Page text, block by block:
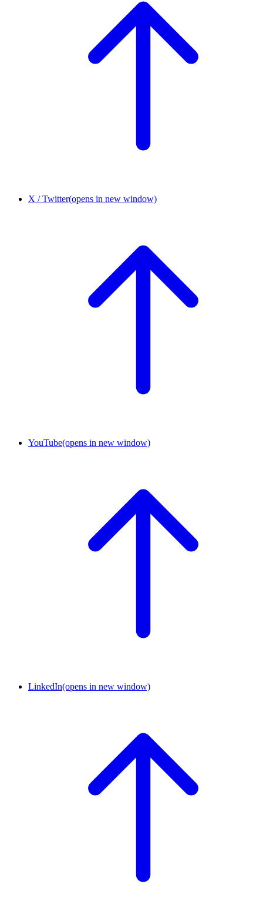
X / Twitter(opens in new window)
YouTube(opens in new window)
LinkedIn(opens in new window)